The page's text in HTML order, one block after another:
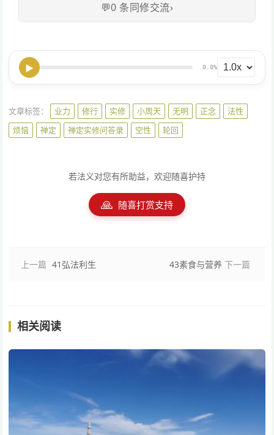
💬0 条同修交流›
▶ 0.0%
文章标签： 业力 修行 实修 小周天 无明 正念
法性
烦恼
禅定 禅定实修问答录 空性 轮回
若法义对您有所助益，欢迎随喜护持
🙏 随喜打赏支持
上一篇 41弘法利生 43素食与营养 下一篇
相关阅读